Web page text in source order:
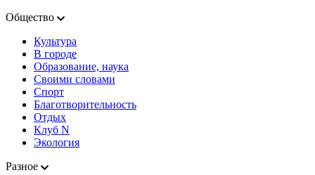
Общество
Культура
В городе
Образование, наука
Своими словами
Спорт
Благотворительность
Отдых
Клуб N
Экология
Разное